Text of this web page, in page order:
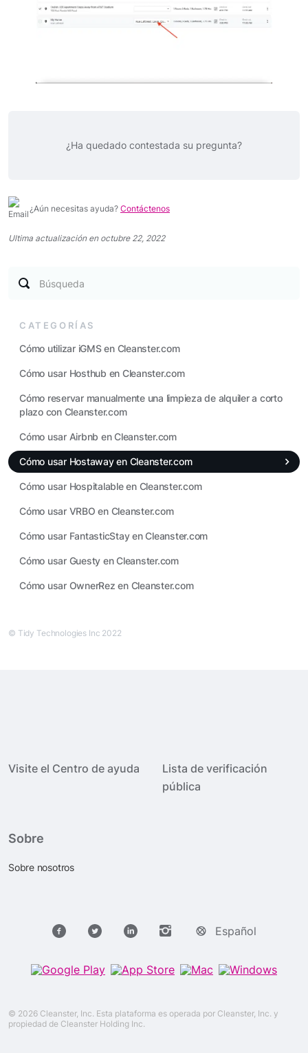
Búsqueda
CATEGORÍAS
Cómo utilizar iGMS en Cleanster.com
Cómo usar Hosthub en Cleanster.com
Cómo reservar manualmente una limpieza de alquiler a corto
plazo con Cleanster.com
Cómo usar Airbnb en Cleanster.com
Cómo usar Hostaway en Cleanster.com
Cómo usar Hospitalable en Cleanster.com
Cómo usar VRBO en Cleanster.com
Cómo usar FantasticStay en Cleanster.com
Cómo usar Guesty en Cleanster.com
Cómo usar OwnerRez en Cleanster.com
¿Ha quedado contestada su pregunta?
¿Aún necesitas ayuda? Contáctenos
Ultima actualización en octubre 22, 2022
© Tidy Technologies Inc 2022
Visite el Centro de ayuda
Lista de verificación
pública
Sobre
Sobre nosotros
Español
© 2026 Cleanster, Inc. Esta plataforma es operada por Cleanster, Inc. y
propiedad de Cleanster Holding Inc.